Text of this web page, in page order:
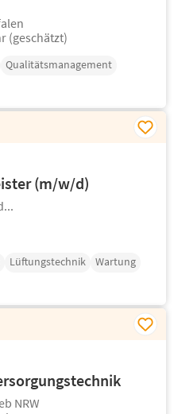
(geschätzt)
Qualitätsmanagement
(m/w/d)
Lüftungstechnik
Wartung
NRW